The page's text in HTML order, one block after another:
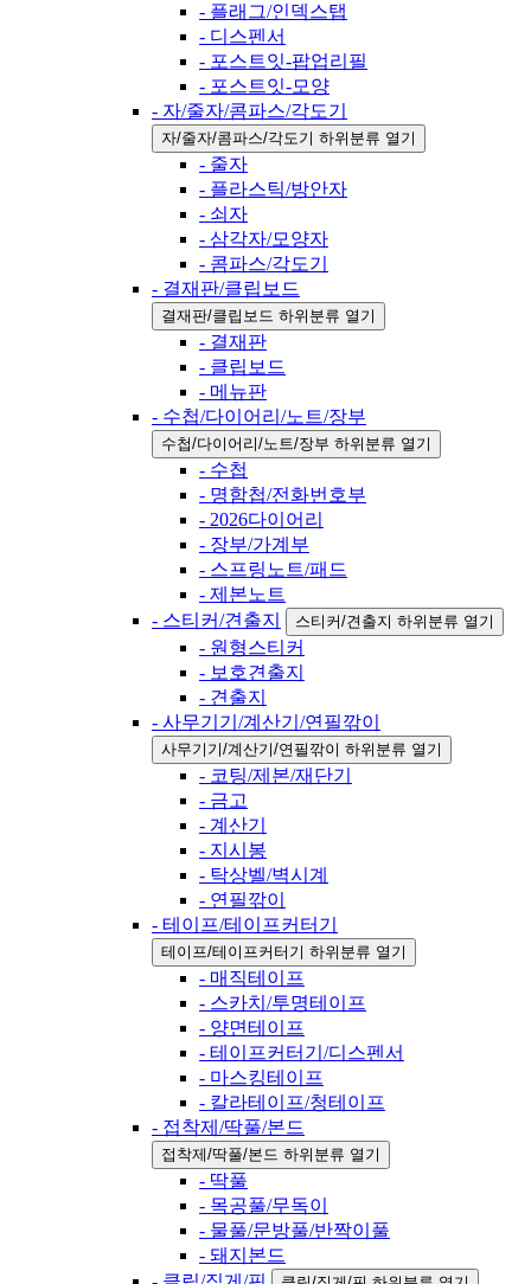
- 플래그/인덱스탭
- 디스펜서
- 포스트잇-팝업리필
- 포스트잇-모양
- 자/줄자/콤파스/각도기
자/줄자/콤파스/각도기 하위분류 열기
- 줄자
- 플라스틱/방안자
- 쇠자
- 삼각자/모양자
- 콤파스/각도기
- 결재판/클립보드
결재판/클립보드 하위분류 열기
- 결재판
- 클립보드
- 메뉴판
- 수첩/다이어리/노트/장부
수첩/다이어리/노트/장부 하위분류 열기
- 수첩
- 명함첩/전화번호부
- 2026다이어리
- 장부/가계부
- 스프링노트/패드
- 제본노트
- 스티커/견출지
스티커/견출지 하위분류 열기
- 원형스티커
- 보호견출지
- 견출지
- 사무기기/계산기/연필깎이
사무기기/계산기/연필깎이 하위분류 열기
- 코팅/제본/재단기
- 금고
- 계산기
- 지시봉
- 탁상벨/벽시계
- 연필깎이
- 테이프/테이프커터기
테이프/테이프커터기 하위분류 열기
- 매직테이프
- 스카치/투명테이프
- 양면테이프
- 테이프커터기/디스펜서
- 마스킹테이프
- 칼라테이프/청테이프
- 접착제/딱풀/본드
접착제/딱풀/본드 하위분류 열기
- 딱풀
- 목공풀/무독이
- 물풀/문방풀/반짝이풀
- 돼지본드